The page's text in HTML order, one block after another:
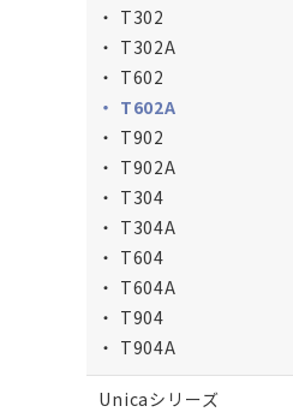
T302
T302A
T602
T602A
T902
T902A
T304
T304A
T604
T604A
T904
T904A
Unicaシリーズ